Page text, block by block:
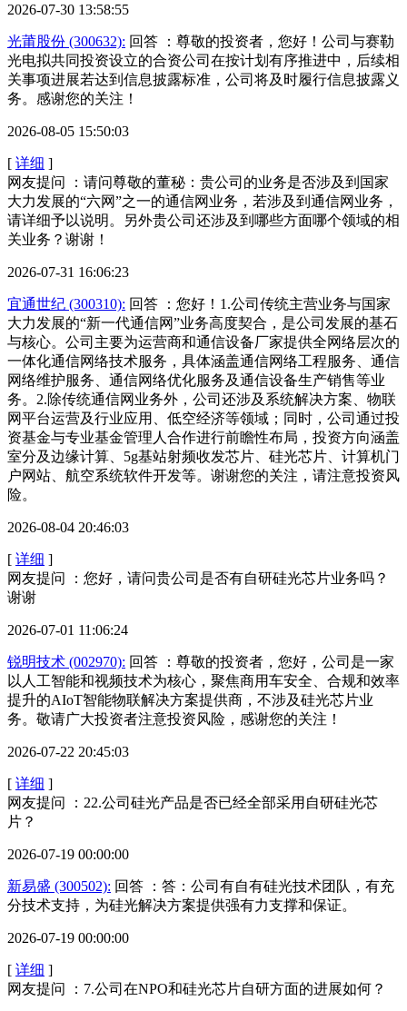
2026-07-30 13:58:55
光莆股份 (300632): 回答 ：尊敬的投资者，您好！公司与赛勒
光电拟共同投资设立的合资公司在按计划有序推进中，后续相
关事项进展若达到信息披露标准，公司将及时履行信息披露义
务。感谢您的关注！
2026-08-05 15:50:03
[ 详细 ]
网友提问 ：请问尊敬的董秘：贵公司的业务是否涉及到国家
大力发展的“六网”之一的通信网业务，若涉及到通信网业务，
请详细予以说明。另外贵公司还涉及到哪些方面哪个领域的相
关业务？谢谢！
2026-07-31 16:06:23
宜通世纪 (300310): 回答 ：您好！1.公司传统主营业务与国家
大力发展的“新一代通信网”业务高度契合，是公司发展的基石
与核心。公司主要为运营商和通信设备厂家提供全网络层次的
一体化通信网络技术服务，具体涵盖通信网络工程服务、通信
网络维护服务、通信网络优化服务及通信设备生产销售等业
务。2.除传统通信网业务外，公司还涉及系统解决方案、物联
网平台运营及行业应用、低空经济等领域；同时，公司通过投
资基金与专业基金管理人合作进行前瞻性布局，投资方向涵盖
室分及边缘计算、5g基站射频收发芯片、硅光芯片、计算机门
户网站、航空系统软件开发等。谢谢您的关注，请注意投资风
险。
2026-08-04 20:46:03
[ 详细 ]
网友提问 ：您好，请问贵公司是否有自研硅光芯片业务吗？
谢谢
2026-07-01 11:06:24
锐明技术 (002970): 回答 ：尊敬的投资者，您好，公司是一家
以人工智能和视频技术为核心，聚焦商用车安全、合规和效率
提升的AIoT智能物联解决方案提供商，不涉及硅光芯片业
务。敬请广大投资者注意投资风险，感谢您的关注！
2026-07-22 20:45:03
[ 详细 ]
网友提问 ：22.公司硅光产品是否已经全部采用自研硅光芯
片？
2026-07-19 00:00:00
新易盛 (300502): 回答 ：答：公司有自有硅光技术团队，有充
分技术支持，为硅光解决方案提供强有力支撑和保证。
2026-07-19 00:00:00
[ 详细 ]
网友提问 ：7.公司在NPO和硅光芯片自研方面的进展如何？